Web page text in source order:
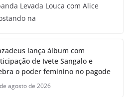
Levada Louca com Alice
na
lança álbum com
de Ivete Sangalo e
o poder feminino no pagode
agosto de 2026